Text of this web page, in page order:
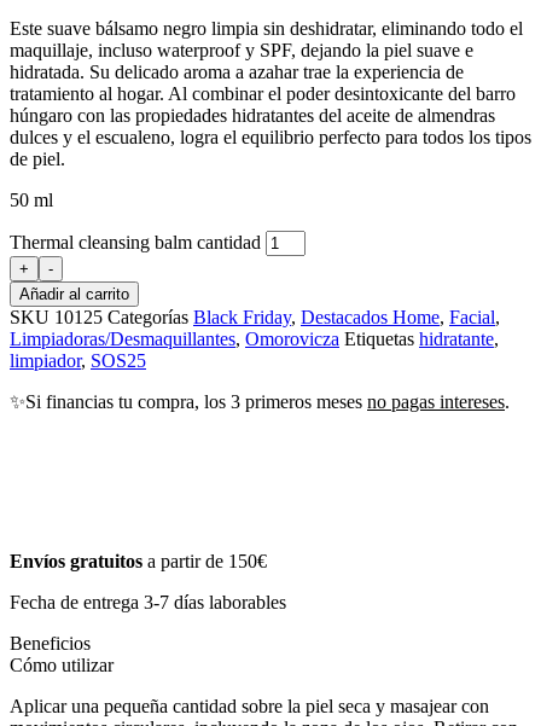
Este suave bálsamo negro limpia sin deshidratar, eliminando todo el
maquillaje, incluso waterproof y SPF, dejando la piel suave e
hidratada. Su delicado aroma a azahar trae la experiencia de
tratamiento al hogar. Al combinar el poder desintoxicante del barro
húngaro con las propiedades hidratantes del aceite de almendras
dulces y el escualeno, logra el equilibrio perfecto para todos los tipos
de piel.
50 ml
Thermal cleansing balm cantidad
+
-
Añadir al carrito
SKU 10125 Categorías Black Friday, Destacados Home, Facial,
Limpiadoras/Desmaquillantes, Omorovicza Etiquetas hidratante,
limpiador, SOS25
✨Si financias tu compra, los 3 primeros meses no pagas intereses.
Envíos gratuitos a partir de 150€
Fecha de entrega 3-7 días laborables
Beneficios
Cómo utilizar
Aplicar una pequeña cantidad sobre la piel seca y masajear con